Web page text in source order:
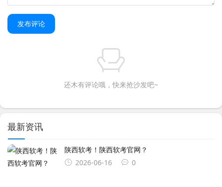
发布评论
还木有评论哦，快来抢沙发吧~
最新资讯
陕西软考！陕西软考官网？
2026-06-16
0